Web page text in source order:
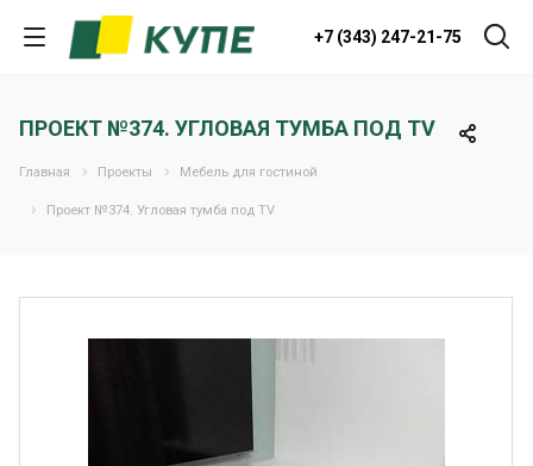
+7 (343) 247-21-75
ПРОЕКТ №374. УГЛОВАЯ ТУМБА ПОД TV
Главная Проекты Мебель для гостиной
Проект №374. Угловая тумба под TV